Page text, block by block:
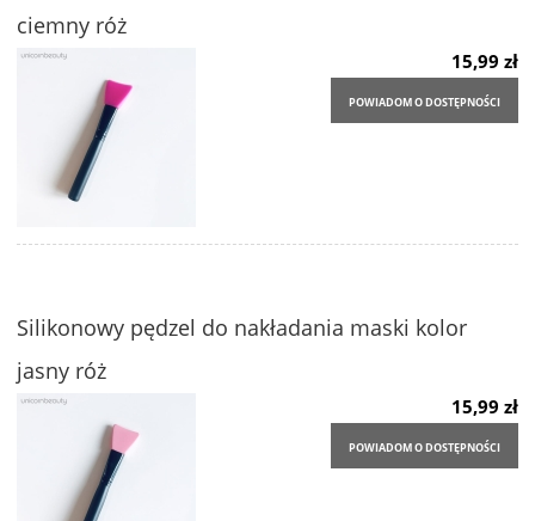
ciemny róż
15,99 zł
POWIADOM O DOSTĘPNOŚCI
Silikonowy pędzel do nakładania maski kolor
jasny róż
15,99 zł
POWIADOM O DOSTĘPNOŚCI